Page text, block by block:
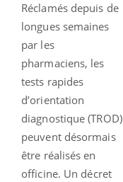
Réclamés depuis de
longues semaines
par les
pharmaciens, les
tests rapides
d’orientation
diagnostique (TROD)
peuvent désormais
être réalisés en
officine. Un décret